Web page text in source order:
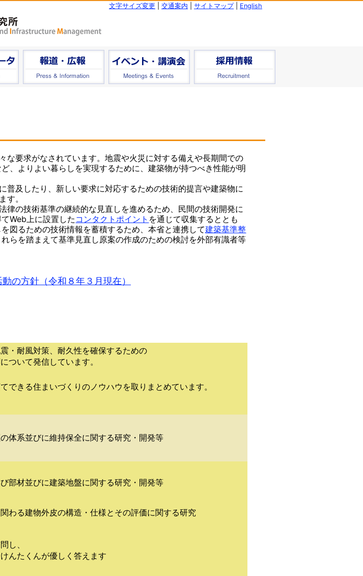
文字サイズ変更 交通案内 サイトマップ| English
要求がなされています。地震や火災に対する備えや長期間での
、よりよい暮らしを実現するために、建築物が持つべき性能が明
及したり、新しい要求に対応するための技術的提言や建築物に
す。
の技術基準の継続的な見直しを進めるため、民間の技術開発に
Web上に設置したコンタクトポイント を通じて収集するととも
図るための技術情報を蓄積するため、本省と連携して建築基準整
らを踏まえて基準見直し原案の作成のための検討を外部有識者等
の方針（令和８年３月現在）
・耐風対策、耐久性を確保するための
ついて発信しています。
できる住まいづくりのノウハウを取りまとめています。
体系並びに維持保全に関する研究・開発等
部材並びに建築地盤に関する研究・開発等
わる建物外皮の構造・仕様とその評価に関する研究
し、
んたくんが優しく答えます